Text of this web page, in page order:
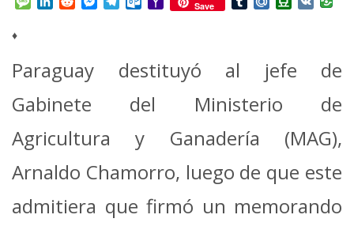
Mail
Save
♦
Paraguay destituyó al jefe de
Gabinete del Ministerio de
Agricultura y Ganadería (MAG),
Arnaldo Chamorro, luego de que este
admitiera que firmó un memorando